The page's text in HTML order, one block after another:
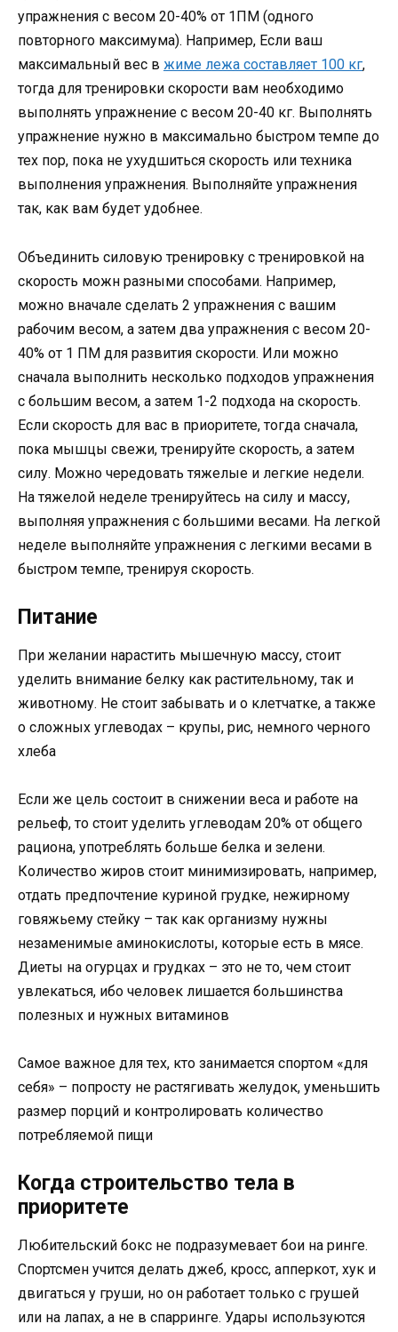
упражнения с весом 20-40% от 1ПМ (одного
повторного максимума). Например, Если ваш
максимальный вес в жиме лежа составляет 100 кг,
тогда для тренировки скорости вам необходимо
выполнять упражнение с весом 20-40 кг. Выполнять
упражнение нужно в максимально быстром темпе до
тех пор, пока не ухудшиться скорость или техника
выполнения упражнения. Выполняйте упражнения
так, как вам будет удобнее.
Объединить силовую тренировку с тренировкой на
скорость можн разными способами. Например,
можно вначале сделать 2 упражнения с вашим
рабочим весом, а затем два упражнения с весом 20-
40% от 1 ПМ для развития скорости. Или можно
сначала выполнить несколько подходов упражнения
с большим весом, а затем 1-2 подхода на скорость.
Если скорость для вас в приоритете, тогда сначала,
пока мышцы свежи, тренируйте скорость, а затем
силу. Можно чередовать тяжелые и легкие недели.
На тяжелой неделе тренируйтесь на силу и массу,
выполняя упражнения с большими весами. На легкой
неделе выполняйте упражнения с легкими весами в
быстром темпе, тренируя скорость.
Питание
При желании нарастить мышечную массу, стоит
уделить внимание белку как растительному, так и
животному. Не стоит забывать и о клетчатке, а также
о сложных углеводах – крупы, рис, немного черного
хлеба
Если же цель состоит в снижении веса и работе на
рельеф, то стоит уделить углеводам 20% от общего
рациона, употреблять больше белка и зелени.
Количество жиров стоит минимизировать, например,
отдать предпочтение куриной грудке, нежирному
говяжьему стейку – так как организму нужны
незаменимые аминокислоты, которые есть в мясе.
Диеты на огурцах и грудках – это не то, чем стоит
увлекаться, ибо человек лишается большинства
полезных и нужных витаминов
Самое важное для тех, кто занимается спортом «для
себя» – попросту не растягивать желудок, уменьшить
размер порций и контролировать количество
потребляемой пищи
Когда строительство тела в
приоритете
Любительский бокс не подразумевает бои на ринге.
Спортсмен учится делать джеб, кросс, апперкот, хук и
двигаться у груши, но он работает только с грушей
или на лапах, а не в спарринге. Удары используются